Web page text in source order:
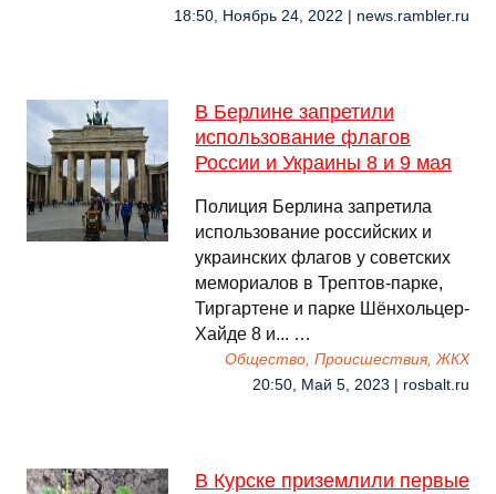
18:50, Ноябрь 24, 2022 | news.rambler.ru
В Берлине запретили
использование флагов
России и Украины 8 и 9 мая
Полиция Берлина запретила
использование российских и
украинских флагов у советских
мемориалов в Трептов-парке,
Тиргартене и парке Шёнхольцер-
Хайде 8 и... …
Общество, Происшествия, ЖКХ
20:50, Май 5, 2023 | rosbalt.ru
В Курске приземлили первые